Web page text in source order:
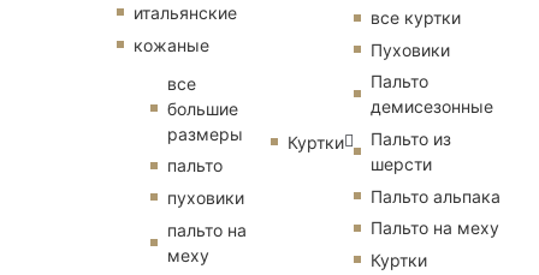
итальянские
кожаные
все
большие
размеры
пальто
пуховики
пальто на
меху
Куртки
все куртки
Пуховики
Пальто
демисезонные
Пальто из
шерсти
Пальто альпака
Пальто на меху
Куртки